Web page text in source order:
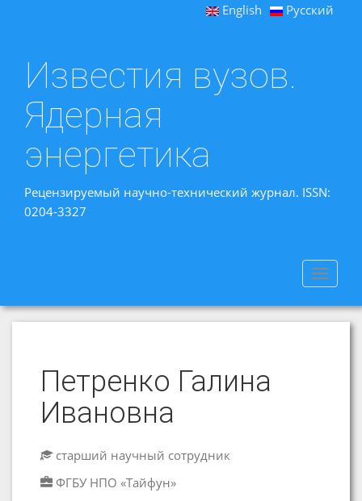
English Русский
Известия вузов.
Ядерная
энергетика
Рецензируемый научно-технический журнал. ISSN:
0204-3327
Toggle
Петренко Галина
Ивановна
старший научный сотрудник
ФГБУ НПО «Тайфун»